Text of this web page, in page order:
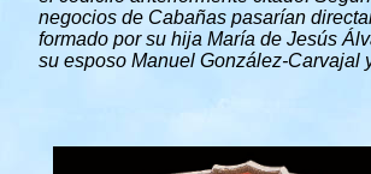
negocios de Cabañas pasarían
formado por su hija María de Jesús
su esposo Manuel González-Carvajal